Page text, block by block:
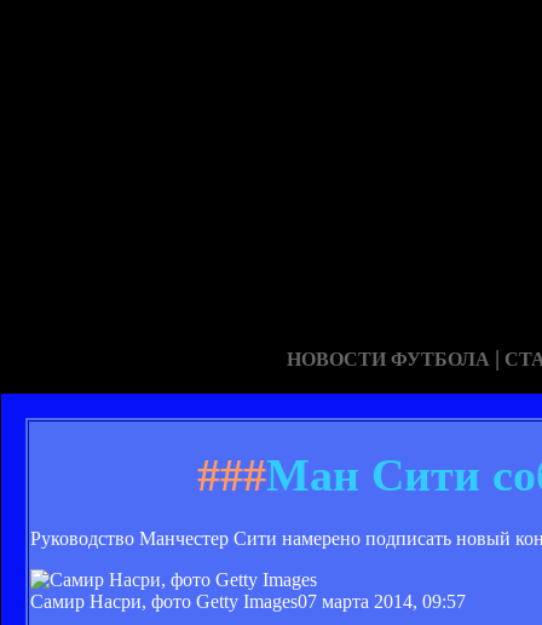
НОВОСТИ ФУТБОЛА |
###Ман Сити
Руководство Манчестер Сити намерено подписать новый
Самир Насри, фото Getty Images07 марта 2014, 09:57